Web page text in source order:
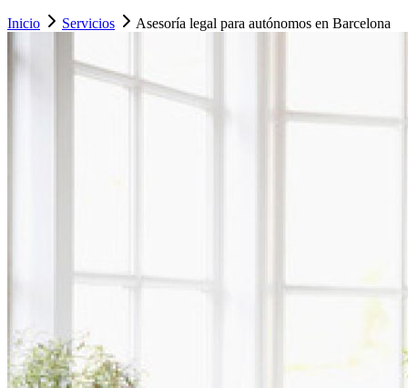
Inicio Servicios Asesoría legal para autónomos en Barcelona